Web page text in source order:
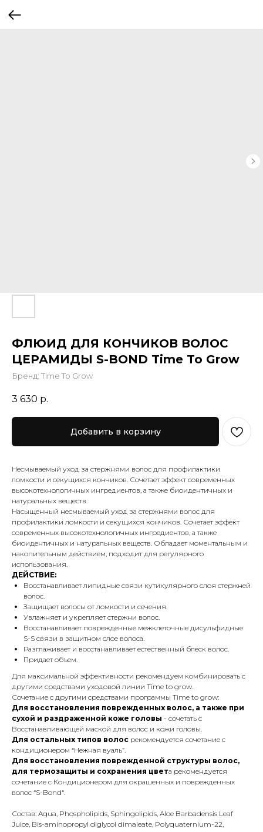
ФЛЮИД ДЛЯ КОНЧИКОВ ВОЛОС
ЦЕРАМИДЫ S-BOND Time To Grow
Бренд: Time To Grow
3 630 р.
Добавить в корзину
Несмываемый уход за стержнями волос для профилактики
ломкости и секущихся кончиков. Сочетает эффект современных
высокотехнологичных ингредиентов, а также биоидентичных и
натуральных веществ.
Насыщенный несмываемый уход за стержнями волос для
профилактики ломкости и секущихся кончиков. Сочетает эффект
современных высокотехнологичных ингредиентов, а также
биоидентичных и натуральных веществ. Обладает моментальным и
накопительным действием, подходит для регулярного
использования.
ДЕЙСТВИЕ:
Восстанавливает липидные связи кутикулярного слоя стержней
волос.
Защищает волосы от ломкости и сечения.
Увлажняет и укрепляет стержни волос.
Восстанавливает поврежденные межклеточные дисульфидные
S-S связи в защитном слое волоса.
Разглаживает и восстанавливает естественный блеск волос.
Придает объем.
Для максимальной эффективности рекомендуем комбинировать с
другими средствами уходовой линии Time to grow.
Сочетание с другими средствами программы Time to grow:
Для восстановления поврежденных волос, а также при
сухой и раздраженной коже головы - сочетать с
Восстанавливающей маской для волос и кожи головы.
Для остальных типов волос рекомендуется сочетание с
кондиционером “Нежная вуаль”.
Для восстановления поврежденной структуры волос,
для термозащиты и сохранения цвета рекомендуется
сочетание с Кондиционером для окрашенных и поврежденных
волос “S-Bond“.
Состав: Aqua, Phospholipids, Sphingolipids, Aloe Barbadensis Leaf
Juice, Bis-aminopropyl diglycol dimaleate, Polyquaternium-22,